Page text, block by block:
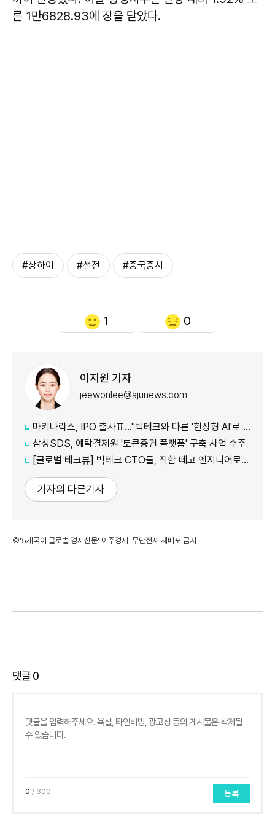
른 1만6828.93에 장을 닫았다.
#상하이 #선전 #중국증시
1 0
이지원 기자
jeewonlee@ajunews.com
마키나락스, IPO 출사표…"빅테크와 다른 '현장형 AI'로 승부"
삼성SDS, 예탁결제원 '토큰증권 플랫폼' 구축 사업 수주
[글로벌 테크뷰] 빅테크 CTO들, 직함 떼고 엔지니어로 유턴...'앤트로픽행 러시' 이유는
기자의 다른기사
©'5개국어 글로벌 경제신문' 아주경제. 무단전재·재배포 금지
댓글0
0 / 300 등록